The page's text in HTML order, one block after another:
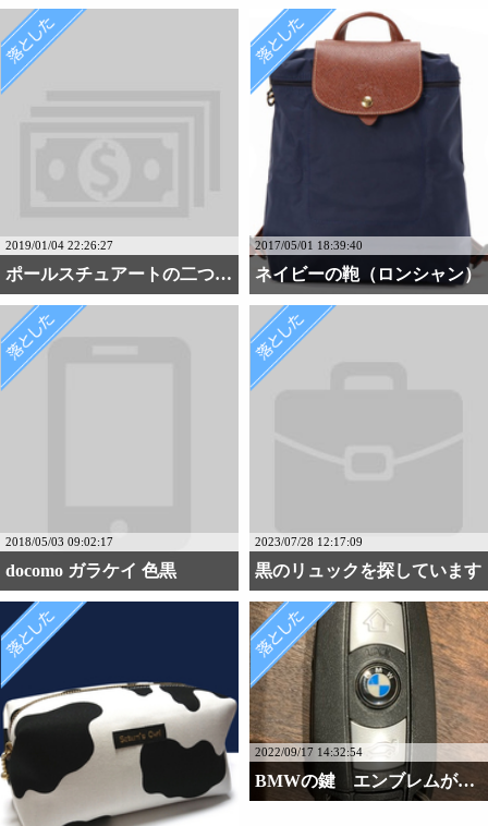
2019/01/04 22:26:27
ポールスチュアートの二つ・・・
2017/05/01 18:39:40
ネイビーの鞄（ロンシャン）
2018/05/03 09:02:17
docomo ガラケイ 色黒
2023/07/28 12:17:09
黒のリュックを探しています
2022/09/17 14:32:54
BMWの鍵 エンブレムが・・・